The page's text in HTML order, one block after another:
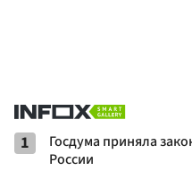
1
Госдума приняла
России